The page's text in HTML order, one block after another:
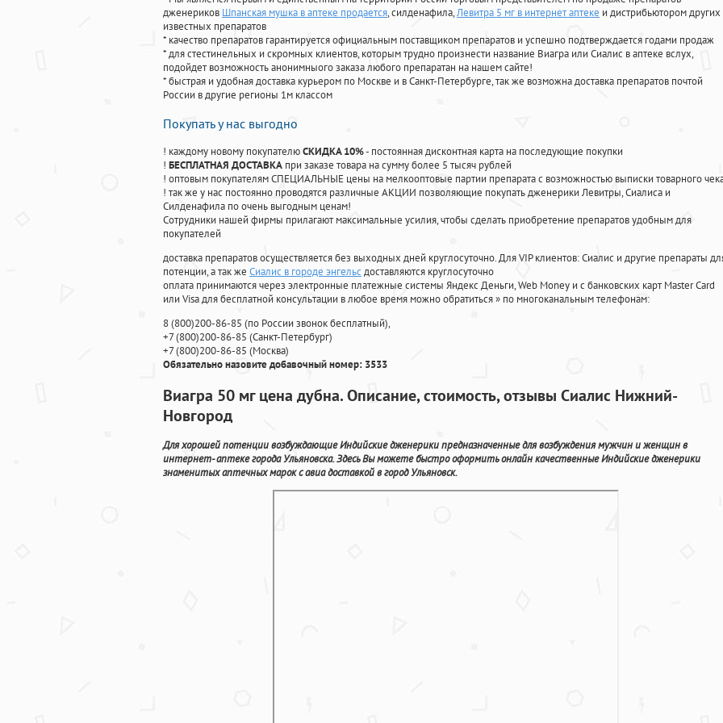
дженериков Шпанская мушка в аптеке продается, силденафила,Левитра 5 мг в интернет аптеке и дистрибьютором других
известных препаратов
* качество препаратов гарантируется официальным поставщиком препаратов и успешно подтверждается годами продаж
* для стестинельных и скромных клиентов, которым трудно произнести название Виагра или Сиалис в аптеке вслух,
подойдет возможность анонимныого заказа любого препаратан на нашем сайте!
* быстрая и удобная доставка курьером по Москве и в Санкт-Петербурге, так же возможна доставка препаратов почтой
России в другие регионы 1м классом
Покупать у нас выгодно
! каждому новому покупателюСКИДКА 10%- постоянная дисконтная карта на последующие покупки
! БЕСПЛАТНАЯ ДОСТАВКА при заказе товара на сумму более 5 тысяч рублей
! оптовым покупателям СПЕЦИАЛЬНЫЕ цены на мелкооптовые партии препарата с возможностью выписки товарного
! так же у нас постоянно проводятся различные АКЦИИ позволяющие покупать дженерики Левитры, Сиалиса и
Силденафила по очень выгодным ценам!
Cотрудники нашей фирмы прилагают максимальные усилия, чтобы сделать приобретение препаратов удобным для
покупателей
доставка препаратов осуществляется без выходных дней круглосуточно. Для VIP клиентов: Сиалис и другие препараты
потенции, а так же Сиалис в городе энгельсдоставляются круглосуточно
оплата принимаются через электронные платежные системы Яндекс Деньги, Web Money и с банковских карт Master Card
или Visa для бесплатной консультации в любое время можно обратиться» по многоканальным телефонам:
8(800)200-86-85 (по России звонок бесплатный),
+7(800)200-86-85 (Санкт-Петербург)
+7(800)200-86-85 (Москва)
Обязательно назовите добавочный номер: 3533
Виагра 50 мг цена дубна. Описание, стоимость, отзывы Сиалис Нижний-
Новгород
Для хорошей потенции возбуждающие Индийские дженерики предназначенные для возбуждения мужчин и женщин в
интернет- аптеке города Ульяновска. Здесь Вы можете быстро оформить онлайн качественные Индийские дженерики
знаменитых аптечных марок с авиа доставкой в город Ульяновск.